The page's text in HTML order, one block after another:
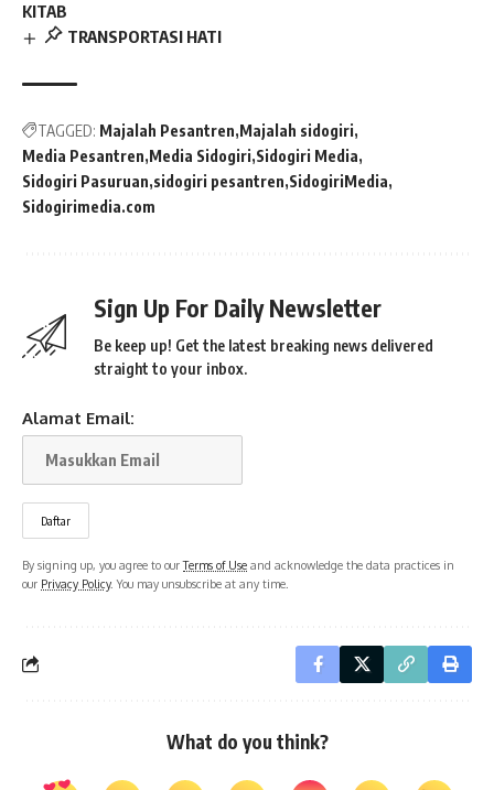
KITAB
TRANSPORTASI HATI
TAGGED: Majalah Pesantren Majalah sidogiri
Media Pesantren Media Sidogiri Sidogiri Media
Sidogiri Pasuruan sidogiri pesantren SidogiriMedia
Sidogirimedia.com
Sign Up For Daily Newsletter
Be keep up! Get the latest breaking news delivered
straight to your inbox.
Alamat Email:
By signing up, you agree to ourTerms of Use and acknowledge the data practices in
our Privacy Policy. You may unsubscribe at any time.
What do you think?